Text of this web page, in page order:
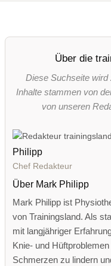
Über die
Diese Suchseite wird
Inhalte stammen von
von unseren
Philipp
Chef Redakteur
Über Mark Philipp
Mark Philipp ist
von Trainingsland. Als
mit langjähriger
Knie- und
Schmerzen zu lindern